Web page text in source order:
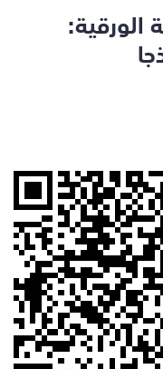
الورقية: